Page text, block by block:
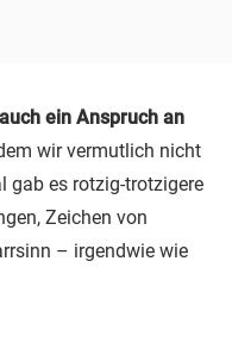
ein Anspruch an
wir vermutlich nicht
gab es rotzig-trotzigere
Zeichen von
– irgendwie wie